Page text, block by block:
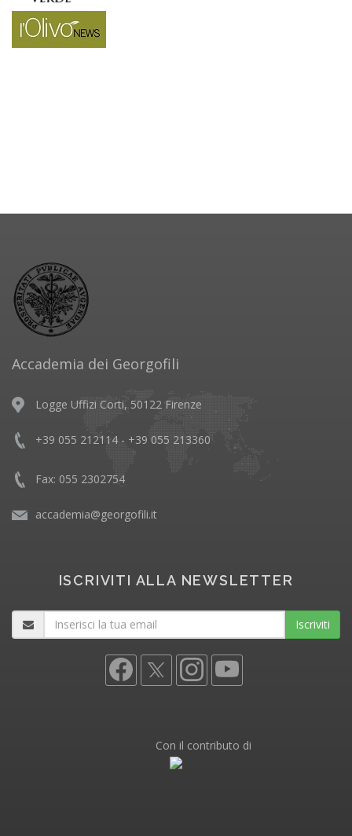
Accademia dei Georgofili
Logge Uffizi Corti, 50122 Firenze
+39 055 212114 - +39 055 213360
Fax: 055 2302754
accademia@georgofili.it
ISCRIVITI ALLA NEWSLETTER
Iscriviti
Con il contributo di